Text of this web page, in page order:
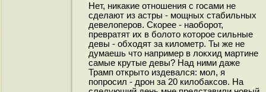
Нет, никакие отношения с госами не
сделают из астры - мощных стабильных
девелоперов. Скорее - наоборот,
превратят их в болото которое сильные
девы - обходят за километр. Ты же не
думаешь что например в локхид мартине
самые крутые девы? Над ними даже
Трамп открыто издевался: мол, я
попросил - дрон за 20 килобаксов. На